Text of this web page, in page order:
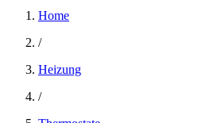
Home
/
Heizung
/